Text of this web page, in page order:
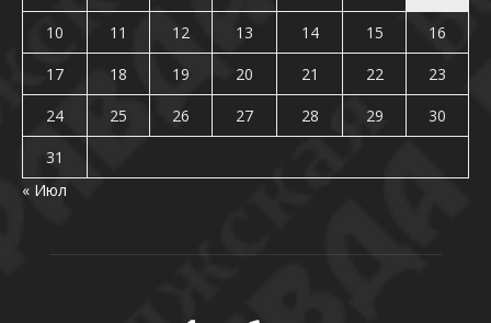
10
11 12 13 14 15
16
17
18 19 20 21 22
23
24
25 26 27 28 29
30
31
« Июл